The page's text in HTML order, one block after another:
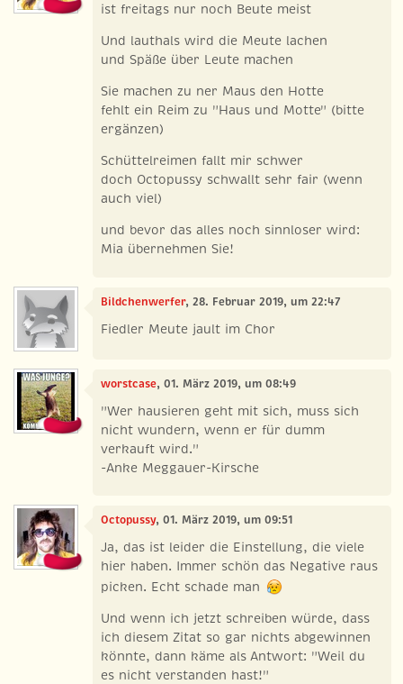
ist freitags nur noch Beute meist
Und lauthals wird die Meute lachen
und Späße über Leute machen
Sie machen zu ner Maus den Hotte
fehlt ein Reim zu "Haus und Motte" (bitte
ergänzen)
Schüttelreimen fallt mir schwer
doch Octopussy schwallt sehr fair (wenn
auch viel)
und bevor das alles noch sinnloser wird:
Mia übernehmen Sie!
Bildchenwerfer, 28. Februar 2019, um 22:47
Fiedler Meute jault im Chor
worstcase, 01. März 2019, um 08:49
"Wer hausieren geht mit sich, muss sich
nicht wundern, wenn er für dumm
verkauft wird."
-Anke Meggauer-Kirsche
Octopussy, 01. März 2019, um 09:51
Ja, das ist leider die Einstellung, die viele
hier haben. Immer schön das Negative raus
picken. Echt schade man
Und wenn ich jetzt schreiben würde, dass
ich diesem Zitat so gar nichts abgewinnen
könnte, dann käme als Antwort: "Weil du
es nicht verstanden hast!"